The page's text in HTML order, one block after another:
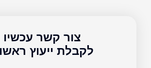
צור קשר עכשיו
לקבלת ייעוץ